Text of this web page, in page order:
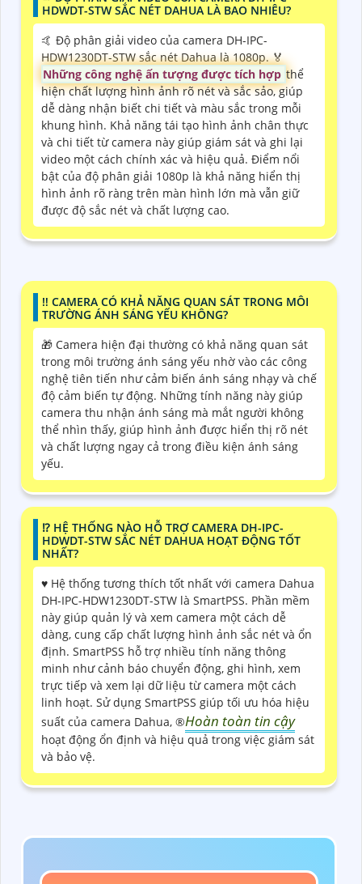
HDWDT-STW SẮC NÉT DAHUA LÀ BAO NHIÊU?
🤙 Độ phân giải video của camera DH-IPC-
HDW1230DT-STW sắc nét Dahua là 1080p. ️🏅️
Những công nghệ ấn tượng được tích hợp thể
hiện chất lượng hình ảnh rõ nét và sắc sảo, giúp
dễ dàng nhận biết chi tiết và màu sắc trong mỗi
khung hình. Khả năng tái tạo hình ảnh chân thực
và chi tiết từ camera này giúp giám sát và ghi lại
video một cách chính xác và hiệu quả. Điểm nổi
bật của độ phân giải 1080p là khả năng hiển thị
hình ảnh rõ ràng trên màn hình lớn mà vẫn giữ
được độ sắc nét và chất lượng cao.
‼️ CAMERA CÓ KHẢ NĂNG QUAN SÁT TRONG MÔI
TRƯỜNG ÁNH SÁNG YẾU KHÔNG?
🎁 Camera hiện đại thường có khả năng quan sát
trong môi trường ánh sáng yếu nhờ vào các công
nghệ tiên tiến như cảm biến ánh sáng nhạy và chế
độ cảm biến tự động. Những tính năng này giúp
camera thu nhận ánh sáng mà mắt người không
thể nhìn thấy, giúp hình ảnh được hiển thị rõ nét
và chất lượng ngay cả trong điều kiện ánh sáng
yếu.
⁉️ HỆ THỐNG NÀO HỖ TRỢ CAMERA DH-IPC-
HDWDT-STW SẮC NÉT DAHUA HOẠT ĐỘNG TỐT
NHẤT?
♥️ Hệ thống tương thích tốt nhất với camera Dahua
DH-IPC-HDW1230DT-STW là SmartPSS. Phần mềm
này giúp quản lý và xem camera một cách dễ
dàng, cung cấp chất lượng hình ảnh sắc nét và ổn
định. SmartPSS hỗ trợ nhiều tính năng thông
minh như cảnh báo chuyển động, ghi hình, xem
trực tiếp và xem lại dữ liệu từ camera một cách
linh hoạt. Sử dụng SmartPSS giúp tối ưu hóa hiệu
suất của camera Dahua, ®️Hoàn toàn tin cậy
hoạt động ổn định và hiệu quả trong việc giám sát
và bảo vệ.